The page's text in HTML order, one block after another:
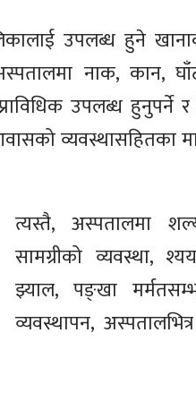
उपलब्ध हुने
नाक, कान,
उपलब्ध हुनुपर्ने र
व्यवस्थासहितका
त्यस्तै, अस्पतालमा
सामग्रीको व्यवस्था,
झ्याल, पङ्खा
व्यवस्थापन,